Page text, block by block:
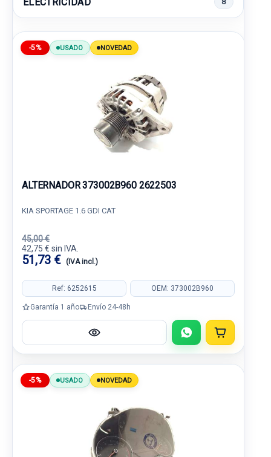
-5% USADO NOVEDAD
ALTERNADOR 373002B960 2622503
KIA SPORTAGE 1.6 GDI CAT
45,00 €
42,75 € sin IVA.
51,73 € (IVA incl.)
Ref: 6252615 OEM: 373002B960
Garantía 1 año Envío 24-48h
-5% USADO NOVEDAD